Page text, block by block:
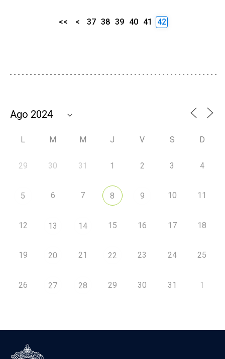
<< < 37 38 39 40 41 42
L M M J V S D
29 30 31 1 2 3 4
5 6 7 8 9 10 11
12 13 14 15 16 17 18
19 20 21 22 23 24 25
26 27 28 29 30 31 1